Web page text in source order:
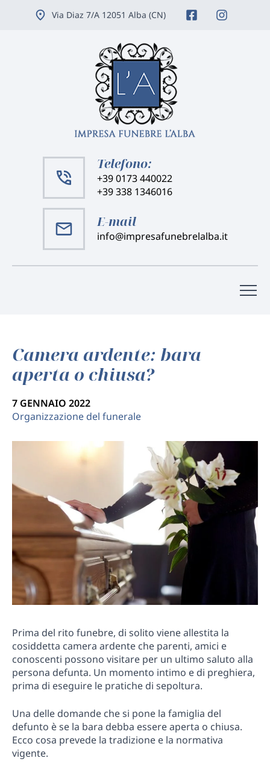
Via Diaz 7/A 12051 Alba (CN)
Telefono:
+39 0173 440022
+39 338 1346016
E-mail
info@impresafunebrelalba.it
Camera ardente: bara
aperta o chiusa?
7 GENNAIO 2022
Organizzazione del funerale
Prima del rito funebre, di solito viene allestita la
cosiddetta camera ardente che parenti, amici e
conoscenti possono visitare per un ultimo saluto alla
persona defunta. Un momento intimo e di preghiera,
prima di eseguire le pratiche di sepoltura.
Una delle domande che si pone la famiglia del
defunto è se la bara debba essere aperta o chiusa.
Ecco cosa prevede la tradizione e la normativa
vigente.